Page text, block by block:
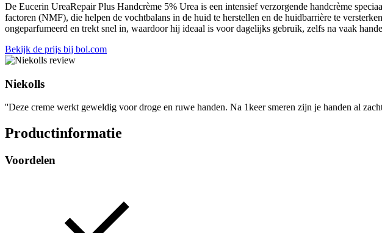
De Eucerin UreaRepair Plus Handcrème 5% Urea is een intensief verzorgende handcrème
factoren (NMF), die helpen de vochtbalans in de huid te herstellen en de huidbarrière te
ongeparfumeerd en trekt snel in, waardoor hij ideaal is voor dagelijks gebruik, zelfs na vaak
Bekijk de prijs bij bol.com
Niekolls
''Deze creme werkt geweldig voor droge en ruwe handen. Na 1keer smeren zijn je handen al
Productinformatie
Voordelen